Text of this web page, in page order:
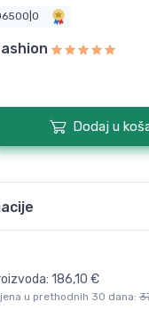
Dodaj u
186,10 €
u prethodnih 30 dana: